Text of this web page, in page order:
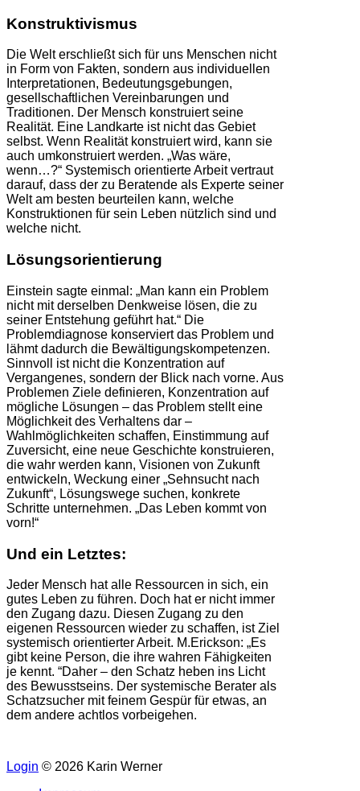
Konstruktivismus
Die Welt erschließt sich für uns Menschen nicht
in Form von Fakten, sondern aus individuellen
Interpretationen, Bedeutungsgebungen,
gesellschaftlichen Vereinbarungen und
Traditionen. Der Mensch konstruiert seine
Realität. Eine Landkarte ist nicht das Gebiet
selbst. Wenn Realität konstruiert wird, kann sie
auch umkonstruiert werden. „Was wäre,
wenn…?“ Systemisch orientierte Arbeit vertraut
darauf, dass der zu Beratende als Experte seiner
Welt am besten beurteilen kann, welche
Konstruktionen für sein Leben nützlich sind und
welche nicht.
Lösungsorientierung
Einstein sagte einmal: „Man kann ein Problem
nicht mit derselben Denkweise lösen, die zu
seiner Entstehung geführt hat.“ Die
Problemdiagnose konserviert das Problem und
lähmt dadurch die Bewältigungskompetenzen.
Sinnvoll ist nicht die Konzentration auf
Vergangenes, sondern der Blick nach vorne. Aus
Problemen Ziele definieren, Konzentration auf
mögliche Lösungen – das Problem stellt eine
Möglichkeit des Verhaltens dar –
Wahlmöglichkeiten schaffen, Einstimmung auf
Zuversicht, eine neue Geschichte konstruieren,
die wahr werden kann, Visionen von Zukunft
entwickeln, Weckung einer „Sehnsucht nach
Zukunft“, Lösungswege suchen, konkrete
Schritte unternehmen. „Das Leben kommt von
vorn!“
Und ein Letztes:
Jeder Mensch hat alle Ressourcen in sich, ein
gutes Leben zu führen. Doch hat er nicht immer
den Zugang dazu. Diesen Zugang zu den
eigenen Ressourcen wieder zu schaffen, ist Ziel
systemisch orientierter Arbeit. M.Erickson: „Es
gibt keine Person, die ihre wahren Fähigkeiten
je kennt. “Daher – den Schatz heben ins Licht
des Bewusstseins. Der systemische Berater als
Schatzsucher mit feinem Gespür für etwas, an
dem andere achtlos vorbeigehen.
Login © 2026 Karin Werner